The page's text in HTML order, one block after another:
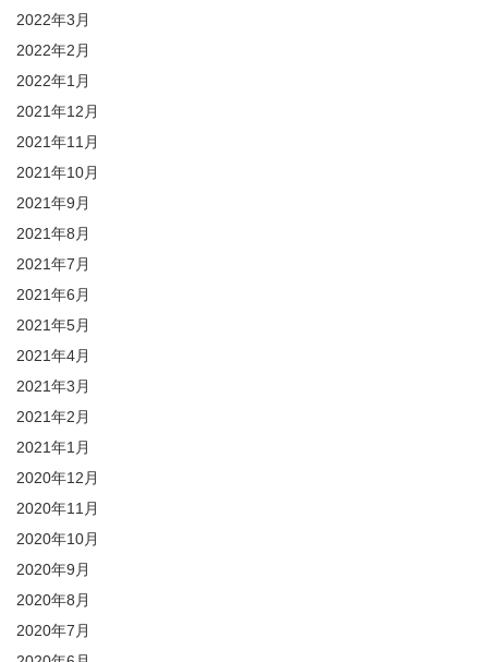
2022年3月
2022年2月
2022年1月
2021年12月
2021年11月
2021年10月
2021年9月
2021年8月
2021年7月
2021年6月
2021年5月
2021年4月
2021年3月
2021年2月
2021年1月
2020年12月
2020年11月
2020年10月
2020年9月
2020年8月
2020年7月